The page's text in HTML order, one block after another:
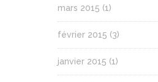
mars 2015 (1)
février 2015 (3)
janvier 2015 (1)